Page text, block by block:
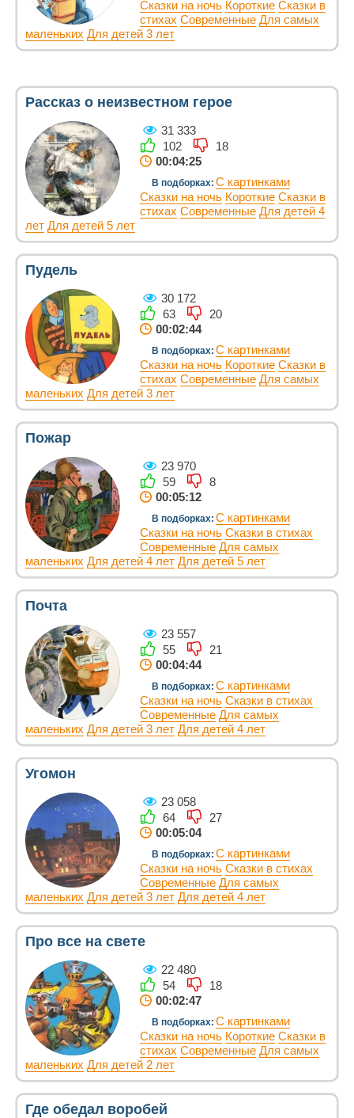
Сказки на ночь Короткие Сказки в
стихах Современные Для самых
маленьких Для детей 3 лет
Рассказ о неизвестном герое
31 333
102
18
00:04:25
В подборках: С картинками
Сказки на ночь Короткие Сказки в
стихах Современные Для детей 4
лет Для детей 5 лет
Пудель
30 172
63
20
00:02:44
В подборках: С картинками
Сказки на ночь Короткие Сказки в
стихах Современные Для самых
маленьких Для детей 3 лет
Пожар
23 970
59
8
00:05:12
В подборках: С картинками
Сказки на ночь Сказки в стихах
Современные Для самых
маленьких Для детей 4 лет Для детей 5 лет
Почта
23 557
55
21
00:04:44
В подборках: С картинками
Сказки на ночь Сказки в стихах
Современные Для самых
маленьких Для детей 3 лет Для детей 4 лет
Угомон
23 058
64
27
00:05:04
В подборках: С картинками
Сказки на ночь Сказки в стихах
Современные Для самых
маленьких Для детей 3 лет Для детей 4 лет
Про все на свете
22 480
54
18
00:02:47
В подборках: С картинками
Сказки на ночь Короткие Сказки в
стихах Современные Для самых
маленьких Для детей 2 лет
Где обедал воробей